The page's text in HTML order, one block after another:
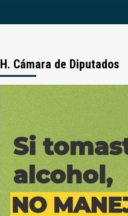
H. Cámara de Diputados